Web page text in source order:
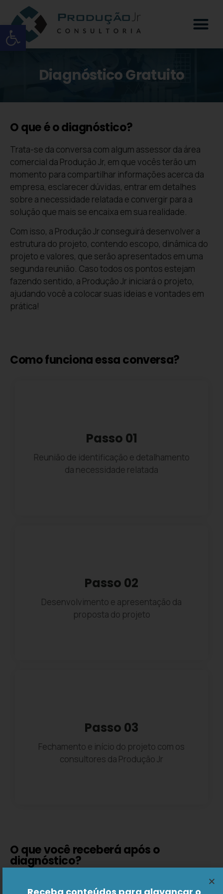
Open toolbar
Diagnóstico Gratuito
O que é o diagnóstico?
Trata-se da conversa com algum assessor da área
comercial da Produção Jr, em que vocês terão um
momento para compartilhar informações acerca da
empresa, esclarecer dúvidas, entrar em detalhes
sobre a necessidade relatada e convergir para a
solução que mais se encaixa em sua realidade.
Com isso, a Produção Jr conseguirá desenvolver a
estrutura do projeto, contendo escopo, dinâmica do
projeto e valores, que serão apresentados em uma
segunda reunião. Caso todos os pontos estejam
fazendo sentido, a Produção Jr iniciará o projeto,
ajudando você a colocar suas ideias e vontades em
prática!
Como funciona essa conversa?
Passo 01
Reunião de identificação e detalhamento
da necessidade relatada
Passo 02
Desenvolvimento e apresentação da
proposta do projeto
Passo 03
Fechamento e início do projeto com os
consultores da Produção Jr
O que você receberá após o
diagnóstico?
Receba conteúdos para alavancar o